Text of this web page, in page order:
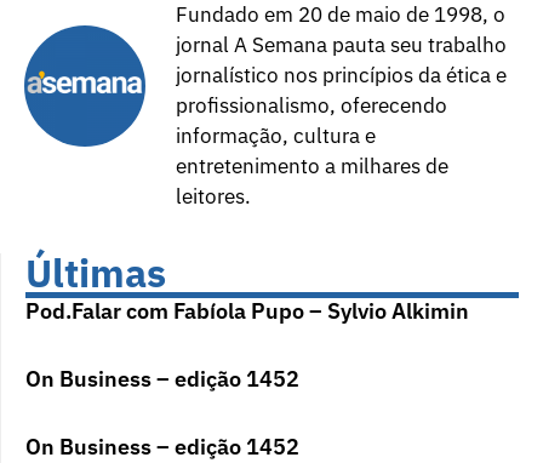
Fundado em 20 de maio de 1998, o
jornal A Semana pauta seu trabalho
jornalístico nos princípios da ética e
profissionalismo, oferecendo
informação, cultura e
entretenimento a milhares de
leitores.
Últimas
Pod.Falar com Fabíola Pupo – Sylvio Alkimin
On Business – edição 1452
On Business – edição 1452